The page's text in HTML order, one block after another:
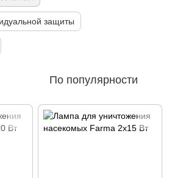
защиты
По популярности